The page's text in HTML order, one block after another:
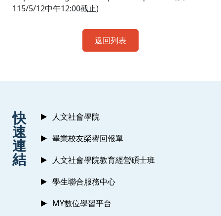
115/5/12中午12:00截止)
返回列表
快
速
連
結
人文社會學院
畢業校友榮譽回報單
人文社會學院教育經營碩士班
學生聯合服務中心
MY數位學習平台